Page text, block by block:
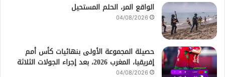
الواقع المر، الحلم المستحيل
04/08/2026
حصيلة المجموعة الأولى بنهائيات كأس أمم
إفريقيا، المغرب 2026، بعد إجراء الجولات الثلاثة
04/08/2026